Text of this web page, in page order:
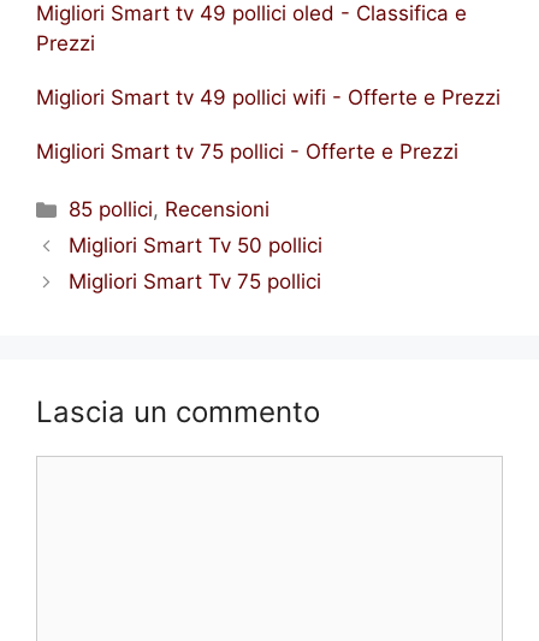
Migliori Smart tv 49 pollici oled - Classifica e
Prezzi
Migliori Smart tv 49 pollici wifi - Offerte e Prezzi
Migliori Smart tv 75 pollici - Offerte e Prezzi
Categorie
85 pollici, Recensioni
Migliori Smart Tv 50 pollici
Migliori Smart Tv 75 pollici
Lascia un commento